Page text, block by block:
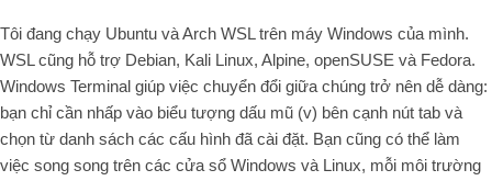
Tôi đang chạy Ubuntu và Arch WSL trên máy Windows của mình.
WSL cũng hỗ trợ Debian, Kali Linux, Alpine, openSUSE và Fedora.
Windows Terminal giúp việc chuyển đổi giữa chúng trở nên dễ dàng:
bạn chỉ cần nhấp vào biểu tượng dấu mũ (v) bên cạnh nút tab và
chọn từ danh sách các cấu hình đã cài đặt. Bạn cũng có thể làm
việc song song trên các cửa sổ Windows và Linux, mỗi môi trường